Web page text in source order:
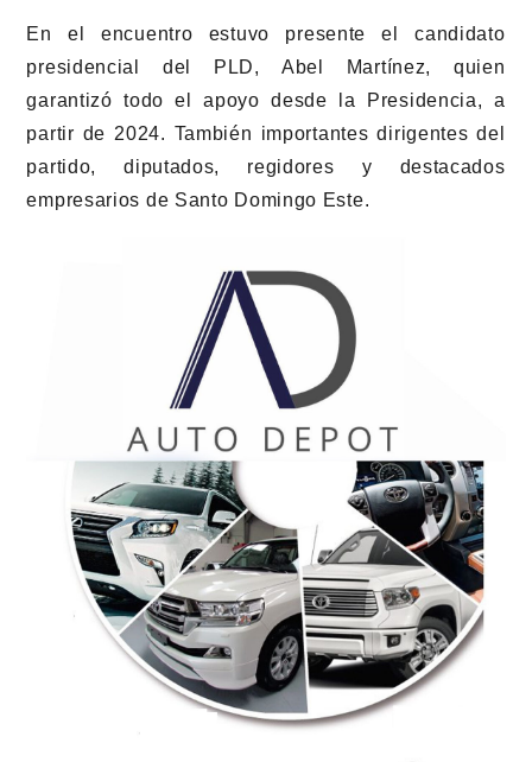
En el encuentro estuvo presente el candidato
presidencial del PLD, Abel Martínez, quien
garantizó todo el apoyo desde la Presidencia, a
partir de 2024. También importantes dirigentes del
partido, diputados, regidores y destacados
empresarios de Santo Domingo Este.